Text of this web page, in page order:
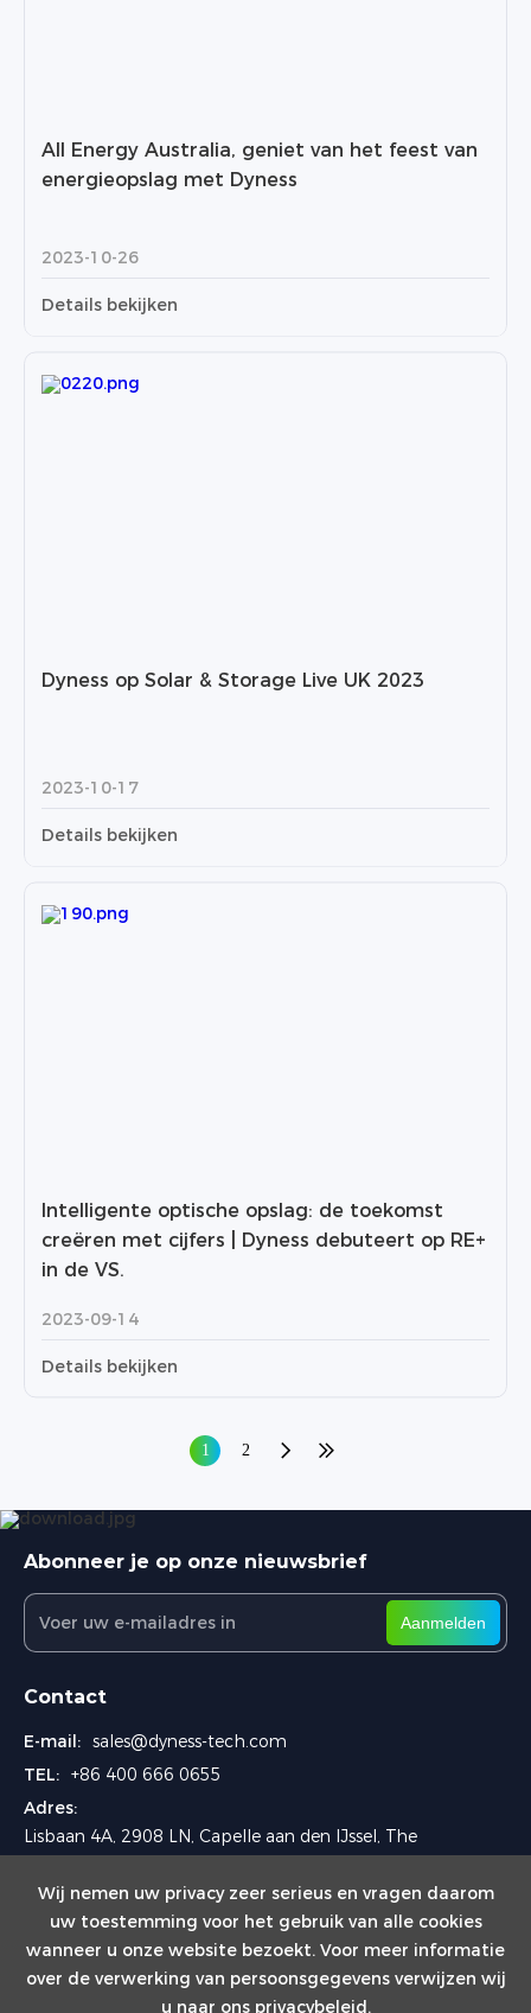
Wij nemen uw privacy zeer serieus en vragen daarom
uw toestemming voor het gebruik van alle cookies
wanneer u onze website bezoekt. Voor meer informatie
over de verwerking van persoonsgegevens verwijzen wij
u naar ons privacybeleid.
All Energy Australia, geniet van het feest van
energieopslag met Dyness
2023-10-26
Details bekijken
Dyness op Solar & Storage Live UK 2023
2023-10-17
Details bekijken
Intelligente optische opslag: de toekomst
creëren met cijfers | Dyness debuteert op RE+
in de VS.
2023-09-14
Details bekijken
1 2
Abonneer je op onze nieuwsbrief
Aanmelden
Contact
E-mail: sales@dyness-tech.com
TEL: +86 400 666 0655
Adres:
Lisbaan 4A, 2908 LN, Capelle aan den IJssel, The